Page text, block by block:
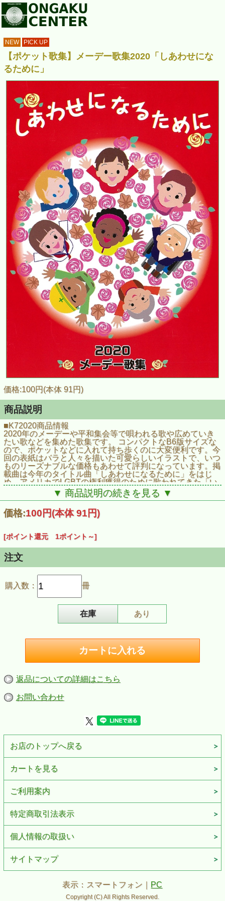
NEW PICK UP
【ポケット歌集】メーデー歌集2020「しあわせにな
るために」
価格:100円(本体 91円)
商品説明
■K72020商品情報
2020年のメーデーや平和集会等で唄われる歌や広めていき
たい歌などを集めた歌集です。 コンパクトなB6版サイズな
ので、ポケットなどに入れて持ち歩くのに大変便利です。今
回の表紙はバラと人々を描いた可愛らしいイラストで、いつ
ものリーズナブルな価格もあわせて評判になっています。掲
載曲は今年のタイトル曲「しあわせになるために」をはじ
め、アメリカでLGBTの権利獲得のために歌われてきた「い
のちをうたおう」、名曲「We shall overcome」に日本語詞
をつけた「この胸の奥深く」（日本語詞：井上鑑）、「いと
し子よ」等で知られる原田義雄作曲による「Link 手をつなげ
ば」、IBMロックアウトのたたかいを支援する「私はここに
集めました。ぜひ人数分をお買い求めください。
■掲載曲
がんばろう（歌詞＆コード）／世界をつなげ花の輪に（歌詞
＆コード）／インターナショナル（歌詞＆コード）／晴れた
ード）／一人から一人へ（楽譜）／いのちをうたおう（楽
譜）／約束のうた（楽譜）／しあわせになるために（楽譜）
／青い空は（歌詞＆コード）／そんな町を（歌詞＆コード）
／Link手をつなげば（楽譜）／翼をください（歌詞＆コー
律！サイチン音頭（楽譜）
■商品情報
商品名：【ポケット歌集】メーデー歌集2020「しあわせに
商品番号：K72020
発売日：2020年２月２５日
▼ 商品説明の続きを見る ▼
価格:100円(本体 91円)
[ポイント還元 1ポイント～]
注文
購入数： 冊
在庫 あり
返品についての詳細はこちら
お問い合わせ
お店のトップへ戻る
カートを見る
ご利用案内
特定商取引法表示
個人情報の取扱い
サイトマップ
表示：スマートフォン｜ PC
Copyright (C) All Rights Reserved.